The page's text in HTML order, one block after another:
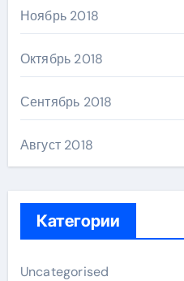
Ноябрь 2018
Октябрь 2018
Сентябрь 2018
Август 2018
Категории
Uncategorised